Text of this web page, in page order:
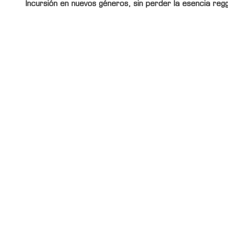
Incursión en nuevos géneros, sin perder la esencia